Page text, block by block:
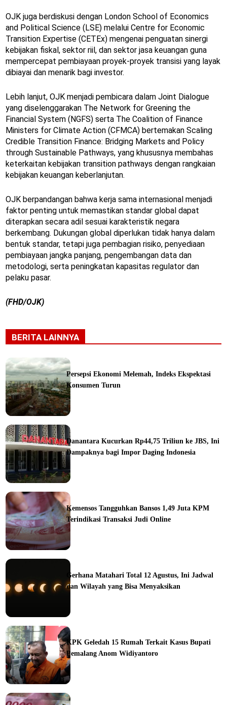
OJK juga berdiskusi dengan London School of Economics
and Political Science (LSE) melalui Centre for Economic
Transition Expertise (CETEx) mengenai penguatan sinergi
kebijakan fiskal, sektor riil, dan sektor jasa keuangan guna
mempercepat pembiayaan proyek-proyek transisi yang layak
dibiayai dan menarik bagi investor.
Lebih lanjut, OJK menjadi pembicara dalam Joint Dialogue
yang diselenggarakan The Network for Greening the
Financial System (NGFS) serta The Coalition of Finance
Ministers for Climate Action (CFMCA) bertemakan Scaling
Credible Transition Finance: Bridging Markets and Policy
through Sustainable Pathways, yang khususnya membahas
keterkaitan kebijakan transition pathways dengan rangkaian
kebijakan keuangan keberlanjutan.
OJK berpandangan bahwa kerja sama internasional menjadi
faktor penting untuk memastikan standar global dapat
diterapkan secara adil sesuai karakteristik negara
berkembang. Dukungan global diperlukan tidak hanya dalam
bentuk standar, tetapi juga pembagian risiko, penyediaan
pembiayaan jangka panjang, pengembangan data dan
metodologi, serta peningkatan kapasitas regulator dan
pelaku pasar.
(FHD/OJK)
BERITA LAINNYA
Persepsi Ekonomi Melemah, Indeks Ekspektasi
Konsumen Turun
Danantara Kucurkan Rp44,75 Triliun ke JBS, Ini
Dampaknya bagi Impor Daging Indonesia
Kemensos Tangguhkan Bansos 1,49 Juta KPM
Terindikasi Transaksi Judi Online
Gerhana Matahari Total 12 Agustus, Ini Jadwal
dan Wilayah yang Bisa Menyaksikan
KPK Geledah 15 Rumah Terkait Kasus Bupati
Pemalang Anom Widiyantoro